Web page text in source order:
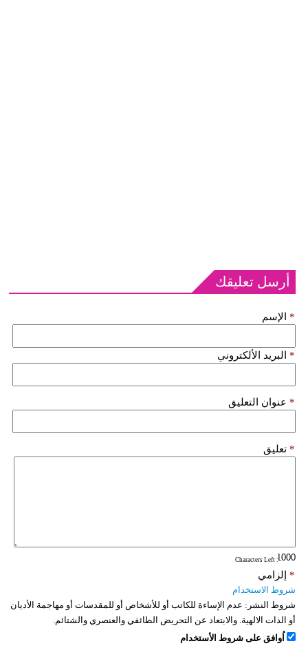
أرسل تعليقك
الإسم *
البريد الألكتروني *
عنوان التعليق *
تعليق *
: Characters Left
إلزامي *
شروط الاستخدام
شروط النشر: عدم الإساءة للكاتب أو للأشخاص أو للمقدسات أو مهاجمة الأديان
أو الذات الالهية. والابتعاد عن التحريض الطائفي والعنصري والشتائم.
اُوافق على شروط الأستخدام